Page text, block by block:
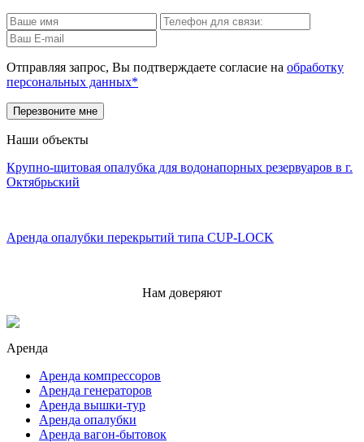
Отправляя запрос, Вы подтверждаете согласие на обработку
персональных данных*
Наши объекты
Крупно-щитовая опалубка для водонапорных резервуаров в г.
Октябрьский
Аренда опалубки перекрытий типа CUP-LOCK
Нам доверяют
Аренда
Аренда компрессоров
Аренда генераторов
Аренда вышки-тур
Аренда опалубки
Аренда вагон-бытовок